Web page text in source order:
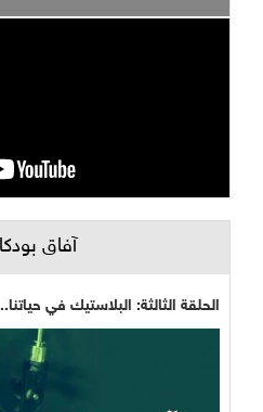
آفاق
الحلقة الثالثة: البلاستيك في